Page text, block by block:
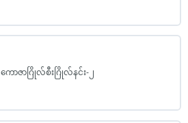
ကောဇာဂြိုလ်စီးဂြိုလ်နင်း-၂